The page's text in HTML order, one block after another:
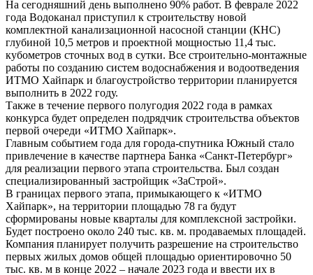
На сегодняшний день выполнено 90% работ. В феврале 2022
года Водоканал приступил к строительству новой
комплектной канализационной насосной станции (КНС)
глубиной 10,5 метров и проектной мощностью 11,4 тыс.
кубометров сточных вод в сутки. Все строительно-монтажные
работы по созданию систем водоснабжения и водоотведения
ИТМО Хайпарк и благоустройство территории планируется
выполнить в 2022 году.
Также в течение первого полугодия 2022 года в рамках
конкурса будет определен подрядчик строительства объектов
первой очереди «ИТМО Хайпарк».
Главным событием года для города-спутника Южный стало
привлечение в качестве партнера Банка «Санкт-Петербург»
для реализации первого этапа строительства. Был создан
специализированный застройщик «ЗаСтрой».
В границах первого этапа, примыкающего к «ИТМО
Хайпарк», на территории площадью 78 га будут
сформированы новые кварталы для комплексной застройки.
Будет построено около 240 тыс. кв. м. продаваемых площадей.
Компания планирует получить разрешение на строительство
первых жилых домов общей площадью ориентировочно 50
тыс. кв. м в конце 2022 – начале 2023 года и ввести их в